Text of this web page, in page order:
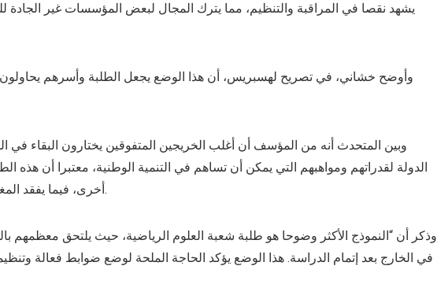
يشهد نقصا في المراقبة والتنظيم، مما يترك المجال لبعض المؤسسات غير
وأوضح خشاني، في تصريح لهسبريس، أن هذا الوضع يجعل الطلبة وأسرهم يحاولون
وبين المتحدث أنه من المؤسف أن أغلب الخريجين المتفوقين يختارون البقاء في
الدولة لقدراتهم ومواهبهم التي يمكن أن تساهم في التنمية الوطنية، معتبرا أن هذه
أخرى، فيما يفقد المغرب إمكانيات مهمة للتطوير والابتكار.
وذكر أن “النموذج الأكثر وضوحا هو طلبة شعبة العلوم الرياضية، حيث يلتحق معظمهم
في الخارج بعد إتمام الدراسة. هذا الوضع يؤكد الحاجة الملحة لوضع ضوابط فعالة